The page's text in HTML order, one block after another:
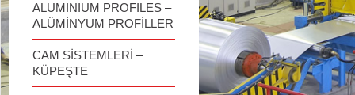
ALUMINIUM PROFILES –
ALÜMİNYUM PROFİLLER
CAM SİSTEMLERİ –
KÜPEŞTE